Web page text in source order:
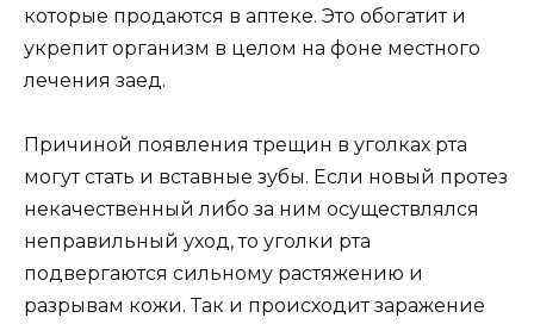
которые продаются в аптеке. Это обогатит и
укрепит организм в целом на фоне местного
лечения заед.
Причиной появления трещин в уголках рта
могут стать и вставные зубы. Если новый протез
некачественный либо за ним осуществлялся
неправильный уход, то уголки рта
подвергаются сильному растяжению и
разрывам кожи. Так и происходит заражение